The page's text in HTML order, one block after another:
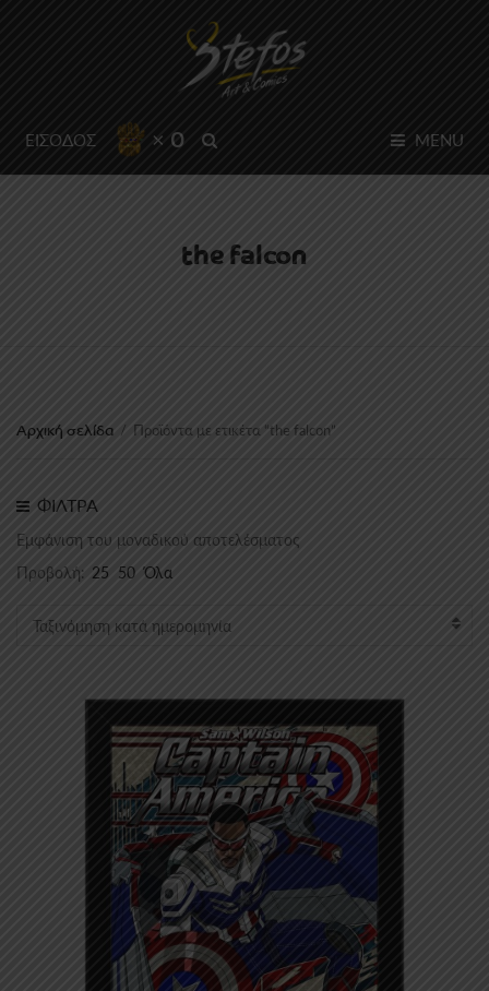
ΕΙΣΟΔΟΣ × 0 MENU
the falcon
Αρχική σελίδα / Προϊόντα με ετικέτα “the falcon”
ΦΙΛΤΡΑ
Εμφάνιση του μοναδικού αποτελέσματος
Προβολή: 25 50 Όλα